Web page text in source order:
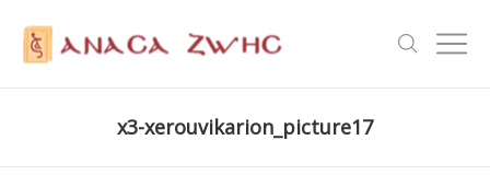
x3-xerouvikarion_picture17